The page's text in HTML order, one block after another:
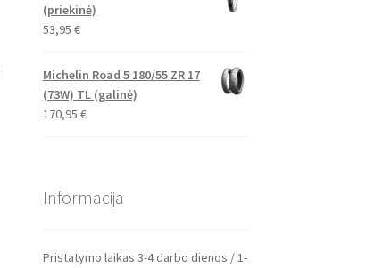
(priekinė)
53,95 €
Michelin Road 5 180/55 ZR 17
(73W) TL (galinė)
170,95 €
Informacija
Pristatymo laikas 3-4 darbo dienos / 1-